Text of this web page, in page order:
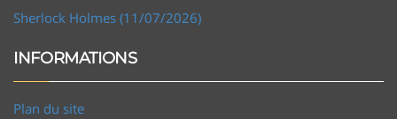
Sherlock Holmes (11/07/2026)
INFORMATIONS
Plan du site